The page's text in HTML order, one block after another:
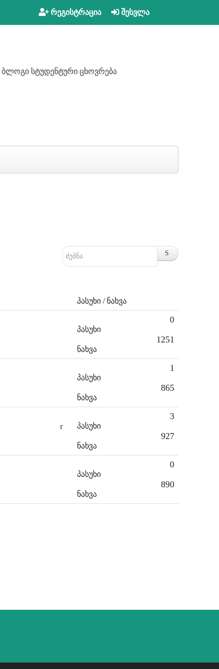
რეგისტრაცია შესვლა
ბლოგი სტუდენტური ცხოვრება
პასუხი / ნახვა
0
პასუხი
1251
ნახვა
1
პასუხი
865
ნახვა
3
პასუხი
927
ნახვა
0
პასუხი
890
ნახვა